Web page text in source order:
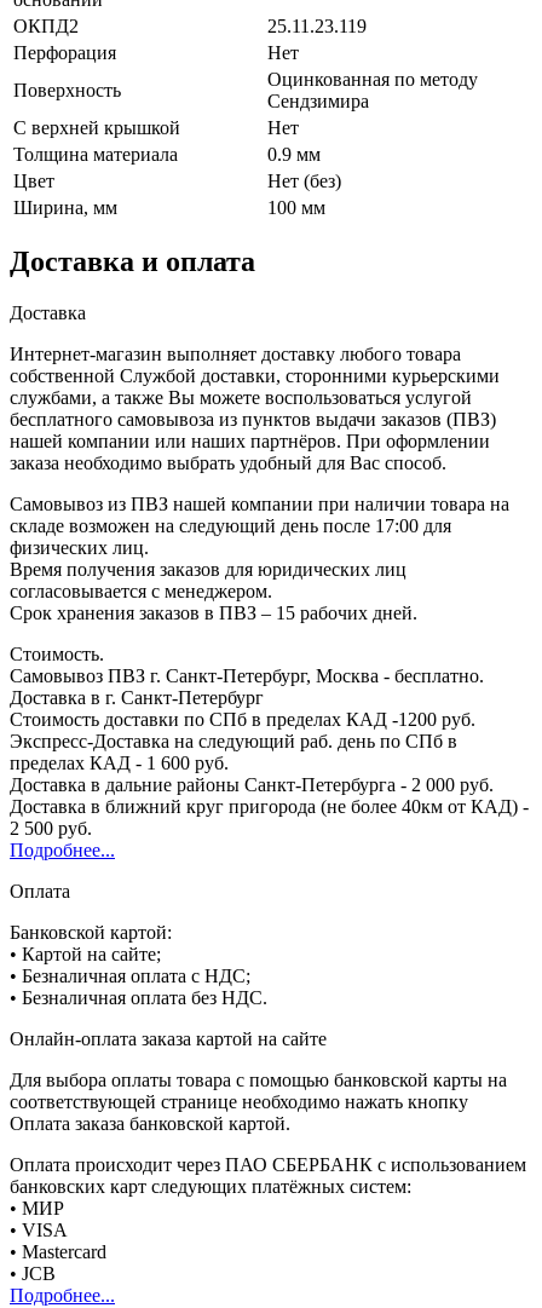
ОКПД2
25.11.23.119
Перфорация
Нет
Поверхность
Оцинкованная по методу
Сендзимира
С верхней крышкой
Нет
Толщина материала
0.9 мм
Цвет
Нет (без)
Ширина, мм
100 мм
Доставка и оплата
Доставка
Интернет-магазин выполняет доставку любого товара
собственной Службой доставки, сторонними курьерскими
службами, а также Вы можете воспользоваться услугой
бесплатного самовывоза из пунктов выдачи заказов (ПВЗ)
нашей компании или наших партнёров. При оформлении
заказа необходимо выбрать удобный для Вас способ.
Самовывоз из ПВЗ нашей компании при наличии товара на
складе возможен на следующий день после 17:00 для
физических лиц.
Время получения заказов для юридических лиц
согласовывается с менеджером.
Срок хранения заказов в ПВЗ – 15 рабочих дней.
Стоимость.
Самовывоз ПВЗ г. Санкт-Петербург, Москва - бесплатно.
Доставка в г. Санкт-Петербург
Стоимость доставки по СПб в пределах КАД -1200 руб.
Экспресс-Доставка на следующий раб. день по СПб в
пределах КАД - 1 600 руб.
Доставка в дальние районы Санкт-Петербурга - 2 000 руб.
Доставка в ближний круг пригорода (не более 40км от КАД) -
2 500 руб.
Подробнее...
Оплата
Банковской картой:
• Картой на сайте;
• Безналичная оплата с НДС;
• Безналичная оплата без НДС.
Онлайн-оплата заказа картой на сайте
Для выбора оплаты товара с помощью банковской карты на
соответствующей странице необходимо нажать кнопку
Оплата заказа банковской картой.
Оплата происходит через ПАО СБЕРБАНК с использованием
банковских карт следующих платёжных систем:
• МИР
• VISA
• Mastercard
• JCB
Подробнее...